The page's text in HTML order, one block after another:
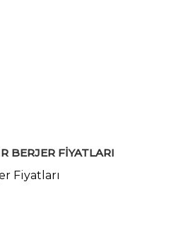
BERJER FIYATLARI